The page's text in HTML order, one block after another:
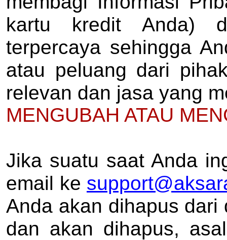
kartu kredit Anda)
terpercaya sehingga
atau peluang dari
relevan dan jasa yang
MENGUBAH ATAU
Jika suatu saat Anda
email ke
Anda akan dihapus
dan akan dihapus,